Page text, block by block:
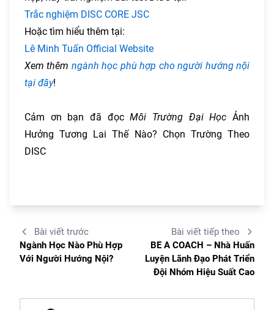
Trắc nghiệm DISC CORE JSC
Hoặc tìm hiểu thêm tại:
Lê Minh Tuấn Official Website
Xem thêm ngành học phù hợp cho người hướng nội
tại đây!
Cảm ơn bạn đã đọcMôi Trường Đại Học Ảnh
Hưởng Tương Lai Thế Nào? Chọn Trường Theo
DISC
Bài viết trước
Ngành Học Nào Phù Hợp
Với Người Hướng Nội?
Bài viết tiếp theo
BE A COACH – Nhà Huấn
Luyện Lãnh Đạo Phát Triển
Đội Nhóm Hiệu Suất Cao